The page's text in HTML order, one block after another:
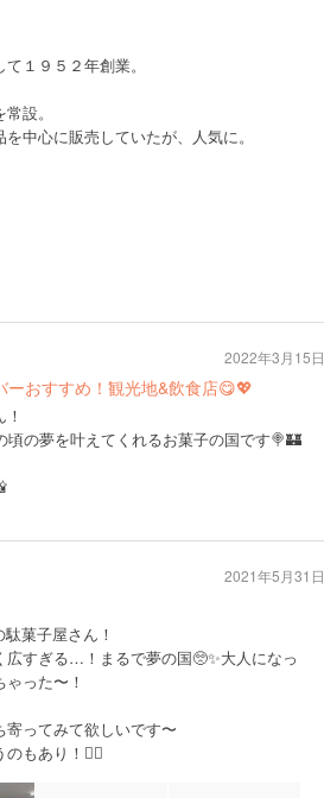
１９５２年創業。
設。
中心に販売していたが、人気に。
ーおすすめ！観光地&飲食店😋💖
の夢を叶えてくれるお菓子の国です🍭🏰
2022年3月15日
菓子屋さん！
すぎる…！まるで夢の国🥺✨大人になっ
った〜！
ってみて欲しいです〜
もあり！🙆‍♀️
2021年5月31日